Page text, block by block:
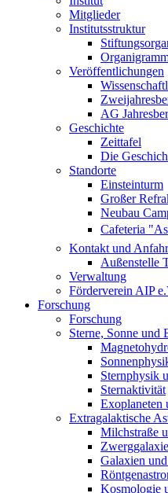
Mitglieder
Institutsstruktur
Veröffentlichungen
AG
Geschichte
Zeittafel
Die
Standorte
Einsteinturm
Großer
Neubau
Cafeteria
Kontakt und
Außenstelle
Verwaltung
Förderverein AIP
Forschung
Forschung
Sterne, Sonne und
Sternphysik
Sternaktivität
Exoplaneten
Extragalaktische
Milchstraße
Galaxien
Kosmologie